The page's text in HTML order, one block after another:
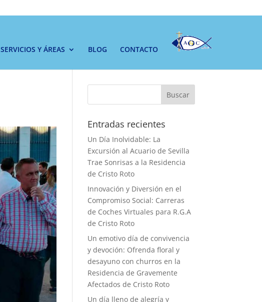
SERVICIOS Y ÁREAS BLOG CONTACTO
Buscar
Entradas recientes
Un Día Inolvidable: La
Excursión al Acuario de Sevilla
Trae Sonrisas a la Residencia
de Cristo Roto
Innovación y Diversión en el
Compromiso Social: Carreras
de Coches Virtuales para R.G.A
de Cristo Roto
Un emotivo día de convivencia
y devoción: Ofrenda floral y
desayuno con churros en la
Residencia de Gravemente
Afectados de Cristo Roto
Un día lleno de alegría y